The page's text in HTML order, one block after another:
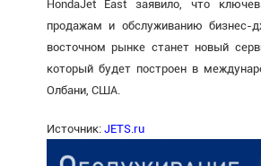
HondaJet East заявило, что
продажам и обслуживанию бизнес-
восточном рынке станет новый
который будет построен в
Олбани, США.
Источник: JETS.ru